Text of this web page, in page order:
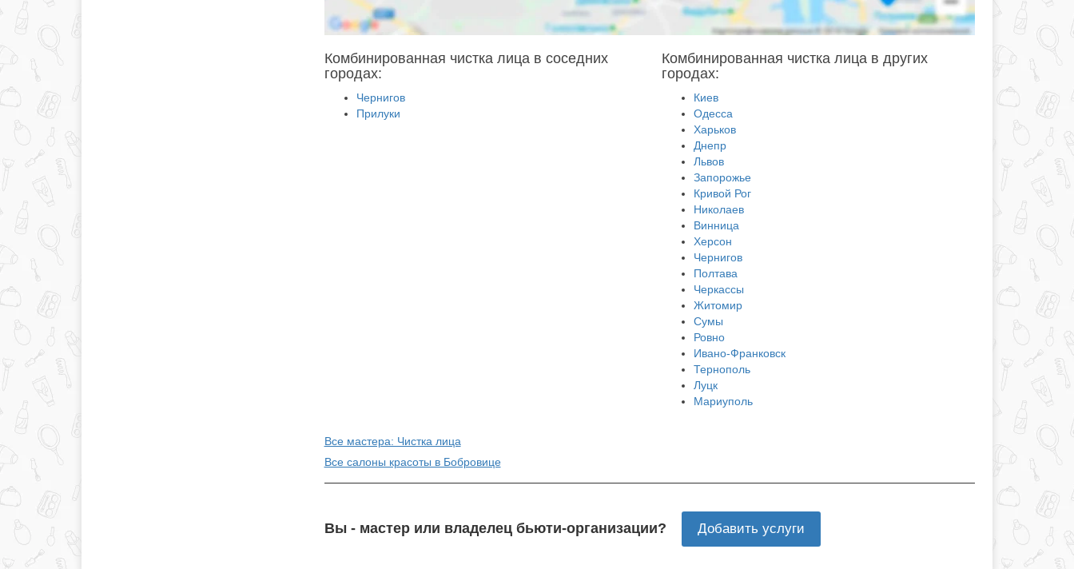
Комбинированная чистка лица в соседних
городах:
Чернигов
Прилуки
Комбинированная чистка лица в других
городах:
Киев
Одесса
Харьков
Днепр
Львов
Запорожье
Кривой Рог
Николаев
Винница
Херсон
Чернигов
Полтава
Черкассы
Житомир
Сумы
Ровно
Ивано-Франковск
Тернополь
Луцк
Мариуполь
Все мастера: Чистка лица
Все салоны красоты в Бобровице
Вы - мастер или владелец бьюти-организации? Добавить услуги